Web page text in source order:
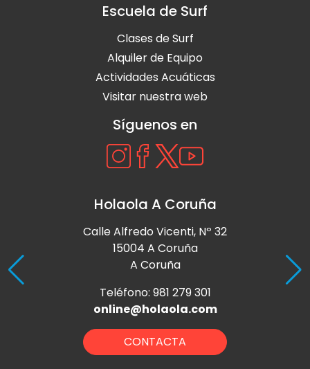
Escuela de Surf
Clases de Surf
Alquiler de Equipo
Actividades Acuáticas
Visitar nuestra web
Síguenos en
Holaola A Coruña
Calle Alfredo Vicenti, Nº 32
15004 A Coruña
A Coruña
Teléfono: 981 279 301
online@holaola.com
CONTACTA